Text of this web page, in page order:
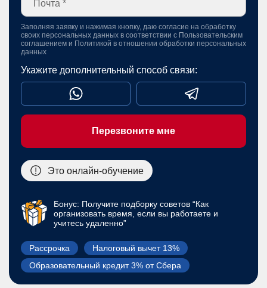
Бонус: Получите подборку советов “Как
организовать время, если вы работаете и
учитесь удаленно”
Рассрочка
Налоговый вычет 13%
Образовательный кредит 3% от Сбера
Заполняя заявку и нажимая кнопку, даю согласие на обработку
своих персональных данных в соответствии с Пользовательским
соглашением и Политикой в отношении обработки персональных
данных
Укажите дополнительный способ связи:
Перезвоните мне
Это онлайн-обучение